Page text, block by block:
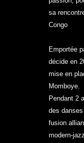
sa
Congo
Emportée
décide en
mise en
Mom boye.
Pendant 2
des danses
fusion
modern-